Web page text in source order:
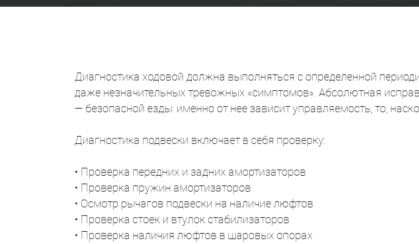
Диагностика ходовой должна выполняться с определенной
даже незначительных тревожных «симптомов». Абсолютная
— безопасной езды: именно от нее зависит управляемость, то,
Диагностика подвески включает в себя проверку:
• Проверка передних и задних амортизаторов
• Проверка пружин амортизаторов
• Осмотр рычагов подвески на наличие люфтов
• Проверка стоек и втулок стабилизаторов
• Проверка наличия люфтов в шаровых опорах